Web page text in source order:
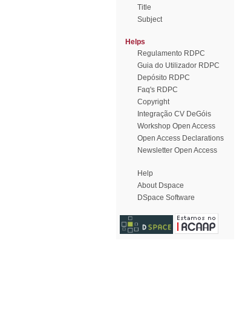
Title
Subject
Helps
Regulamento RDPC
Guia do Utilizador RDPC
Depósito RDPC
Faq's RDPC
Copyright
Integração CV DeGóis
Workshop Open Access
Open Access Declarations
Newsletter Open Access
Help
About Dspace
DSpace Software